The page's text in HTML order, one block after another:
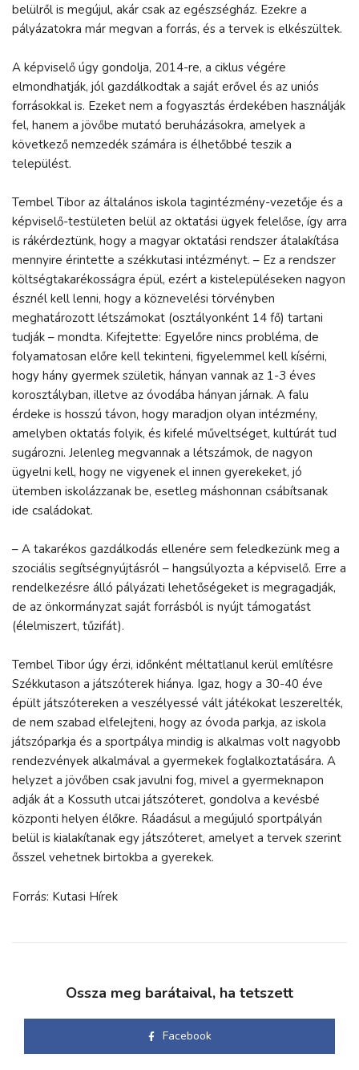
belülről is megújul, akár csak az egészségház. Ezekre a
pályázatokra már megvan a forrás, és a tervek is elkészültek.
A képviselő úgy gondolja, 2014-re, a ciklus végére
elmondhatják, jól gazdálkodtak a saját erővel és az uniós
forrásokkal is. Ezeket nem a fogyasztás érdekében használják
fel, hanem a jövőbe mutató beruházásokra, amelyek a
következő nemzedék számára is élhetőbbé teszik a
települést.
Tembel Tibor az általános iskola tagintézmény-vezetője és a
képviselő-testületen belül az oktatási ügyek felelőse, így arra
is rákérdeztünk, hogy a magyar oktatási rendszer átalakítása
mennyire érintette a székkutasi intézményt. – Ez a rendszer
költségtakarékosságra épül, ezért a kistelepüléseken nagyon
észnél kell lenni, hogy a köznevelési törvényben
meghatározott létszámokat (osztályonként 14 fő) tartani
tudják – mondta. Kifejtette: Egyelőre nincs probléma, de
folyamatosan előre kell tekinteni, figyelemmel kell kísérni,
hogy hány gyermek születik, hányan vannak az 1-3 éves
korosztályban, illetve az óvodába hányan járnak. A falu
érdeke is hosszú távon, hogy maradjon olyan intézmény,
amelyben oktatás folyik, és kifelé műveltséget, kultúrát tud
sugározni. Jelenleg megvannak a létszámok, de nagyon
ügyelni kell, hogy ne vigyenek el innen gyerekeket, jó
ütemben iskolázzanak be, esetleg máshonnan csábítsanak
ide családokat.
– A takarékos gazdálkodás ellenére sem feledkezünk meg a
szociális segítségnyújtásról – hangsúlyozta a képviselő. Erre a
rendelkezésre álló pályázati lehetőségeket is megragadják,
de az önkormányzat saját forrásból is nyújt támogatást
(élelmiszert, tűzifát).
Tembel Tibor úgy érzi, időnként méltatlanul kerül említésre
Székkutason a játszóterek hiánya. Igaz, hogy a 30-40 éve
épült játszótereken a veszélyessé vált játékokat leszerelték,
de nem szabad elfelejteni, hogy az óvoda parkja, az iskola
játszóparkja és a sportpálya mindig is alkalmas volt nagyobb
rendezvények alkalmával a gyermekek foglalkoztatására. A
helyzet a jövőben csak javulni fog, mivel a gyermeknapon
adják át a Kossuth utcai játszóteret, gondolva a kevésbé
központi helyen élőkre. Ráadásul a megújuló sportpályán
belül is kialakítanak egy játszóteret, amelyet a tervek szerint
ősszel vehetnek birtokba a gyerekek.
Forrás: Kutasi Hírek
Ossza meg barátaival, ha tetszett
Facebook